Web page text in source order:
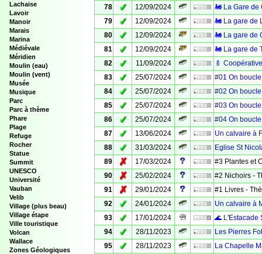
Lachaise
Lavoir
Manoir
Marais
Marina
Médiévale
Méridien
Moulin (eau)
Moulin (vent)
Musée
Musique
Parc
Parc à thème
Phare
Plage
Refuge
Rocher
Statue
Summit
UNESCO
Université
Vauban
Velib
Village (plus beau)
Village étape
Ville touristique
Volcan
Wallace
Zones Géologiques
78
✓ 12/09/2024
🚂 La Gare de
79
✓ 12/09/2024
🚂 La gare de
80
✓ 12/09/2024
🚂 La gare de
81
✓ 12/09/2024
🚂 La gare de
82
✓ 11/09/2024
🍼
83
✓ 25/07/2024
#01 On
84
✓ 25/07/2024
#02 On
85
✓ 25/07/2024
#03 On
86
✓ 25/07/2024
#04 On
87
✓ 13/06/2024
Un calvaire à
88
✓ 31/03/2024
Eglise St
89
✗ 17/03/2024
#3 Plantes et
90
✗ 25/02/2024
#2 Nichoirs -
91
✗ 29/01/2024
#1 Livres -
92
✓ 24/01/2024
Un calvaire à
93
✓ 17/01/2024
🌊 L'Estacade
94
✓ 28/11/2023
Les Pierres
95
✓ 28/11/2023
La Chapelle